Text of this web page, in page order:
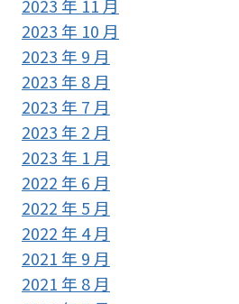
2023 年 11 月
2023 年 10 月
2023 年 9 月
2023 年 8 月
2023 年 7 月
2023 年 2 月
2023 年 1 月
2022 年 6 月
2022 年 5 月
2022 年 4 月
2021 年 9 月
2021 年 8 月